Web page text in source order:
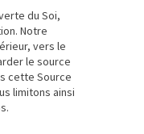
du Soi,
Notre
vers le
le source
cette Source
limitons ainsi